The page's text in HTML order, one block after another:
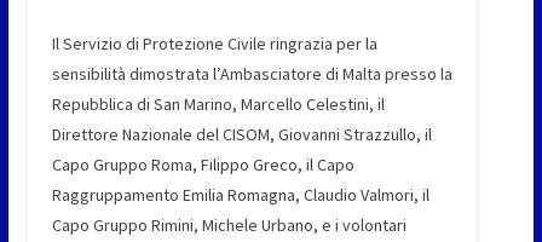
Il Servizio di Protezione Civile ringrazia per la
sensibilità dimostrata l’Ambasciatore di Malta presso la
Repubblica di San Marino, Marcello Celestini, il
Direttore Nazionale del CISOM, Giovanni Strazzullo, il
Capo Gruppo Roma, Filippo Greco, il Capo
Raggruppamento Emilia Romagna, Claudio Valmori, il
Capo Gruppo Rimini, Michele Urbano, e i volontari